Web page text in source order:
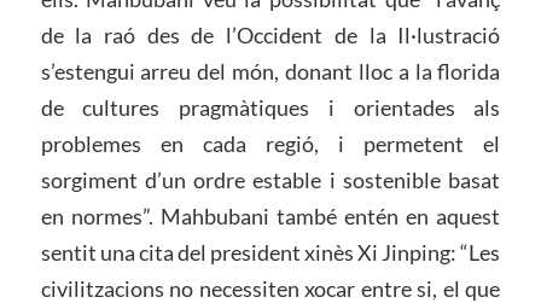
de la raó des de l’Occident de la Il·lustració
s’estengui arreu del món, donant lloc a la florida
de cultures pragmàtiques i orientades als
problemes en cada regió, i permetent el
sorgiment d’un ordre estable i sostenible basat
en normes”. Mahbubani també entén en aquest
sentit una cita del president xinès Xi Jinping: “Les
civilitzacions no necessiten xocar entre si, el que